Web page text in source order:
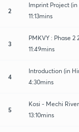
2
Imprint Project (in
11:13mins
3
PMKVY : Phase 2
11:49mins
4
Introduction (in
4:30mins
5
Kosi - Mechi
13:10mins